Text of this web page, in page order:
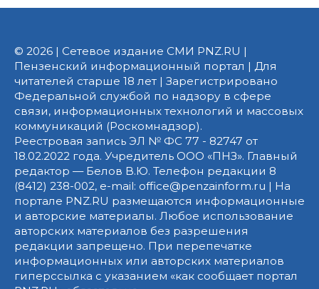
© 2026 | Сетевое издание СМИ PNZ.RU |
Пензенский информационный портал | Для
читателей старше 18 лет | Зарегистрировано
Федеральной службой по надзору в сфере
связи, информационных технологий и массовых
коммуникаций (Роскомнадзор).
Реестровая запись ЭЛ № ФС 77 - 82747 от
18.02.2022 года. Учредитель ООО «ПНЗ». Главный
редактор — Белов В.Ю. Телефон редакции 8
(8412) 238-002, e-mail: office@penzainform.ru | На
портале PNZ.RU размещаются информационные
и авторские материалы. Любое использование
авторских материалов без разрешения
редакции запрещено. При перепечатке
информационных или авторских материалов
гиперссылка с указанием «как сообщает портал